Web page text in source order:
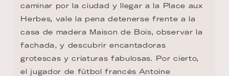
caminar por la ciudad y llegar a la Place aux
Herbes, vale la pena detenerse frente a la
casa de madera Maison de Bois, observar la
fachada, y descubrir encantadoras
grotescas y criaturas fabulosas. Por cierto,
el jugador de fútbol francés Antoine